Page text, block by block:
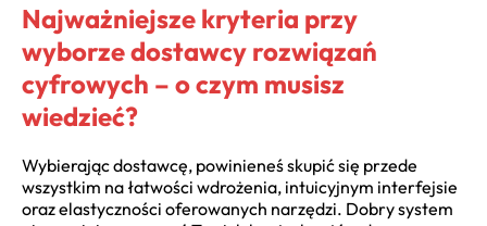
Najważniejsze kryteria przy
wyborze dostawcy rozwiązań
cyfrowych – o czym musisz
wiedzieć?
Wybierając dostawcę, powinieneś skupić się przede
wszystkim na łatwości wdrożenia, intuicyjnym interfejsie
oraz elastyczności oferowanych narzędzi. Dobry system